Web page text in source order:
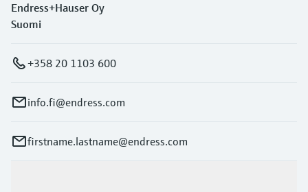
Endress+Hauser Oy
Suomi
+358 20 1103 600
info.fi@endress.com
firstname.lastname@endress.com